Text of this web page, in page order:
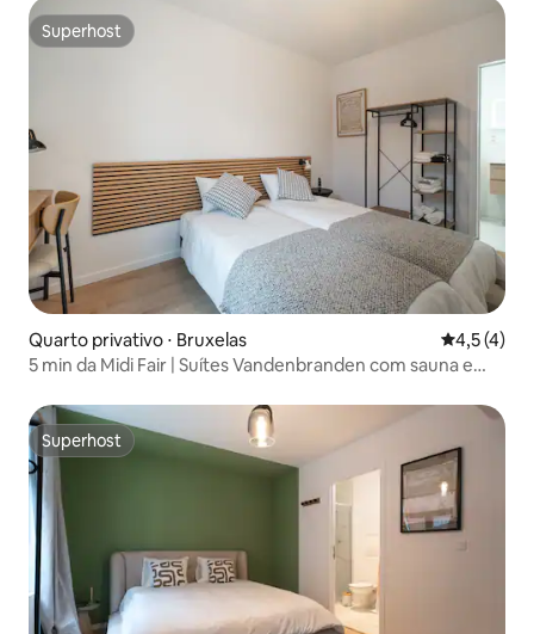
Superhost
Superhost
Quarto privativo ⋅ Bruxelas 4,5 de
4,5 (4)
5 min da Midi Fair | Suítes Vandenbranden com sauna e
Superhost
Superhost